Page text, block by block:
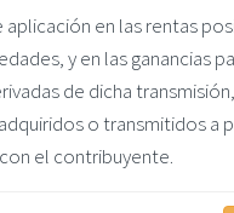
aplicación en las rentas
y en las ganancias
de dicha
o transmitidos a
el contribuyente.